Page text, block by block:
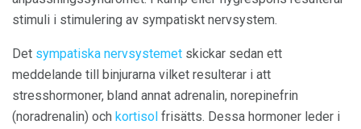
stimuli i stimulering av sympatiskt nervsystem.
Det sympatiska nervsystemet skickar sedan ett
meddelande till binjurarna vilket resulterar i att
stresshormoner, bland annat adrenalin, norepinefrin
(noradrenalin) och kortisol frisätts. Dessa hormoner leder i